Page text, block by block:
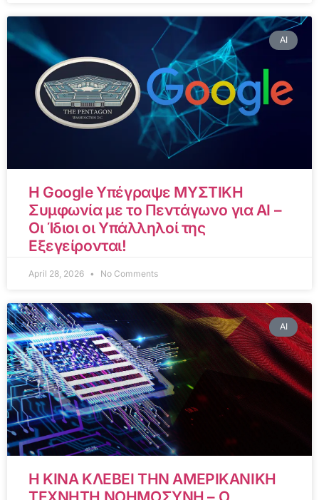
AI
Η Google Υπέγραψε ΜΥΣΤΙΚΗ
Συμφωνία με το Πεντάγωνο για AI –
Οι Ίδιοι οι Υπάλληλοί της
Εξεγείρονται!
April 28, 2026 No Comments
AI
Η ΚΙΝΑ ΚΛΕΒΕΙ ΤΗΝ ΑΜΕΡΙΚΑΝΙΚΗ